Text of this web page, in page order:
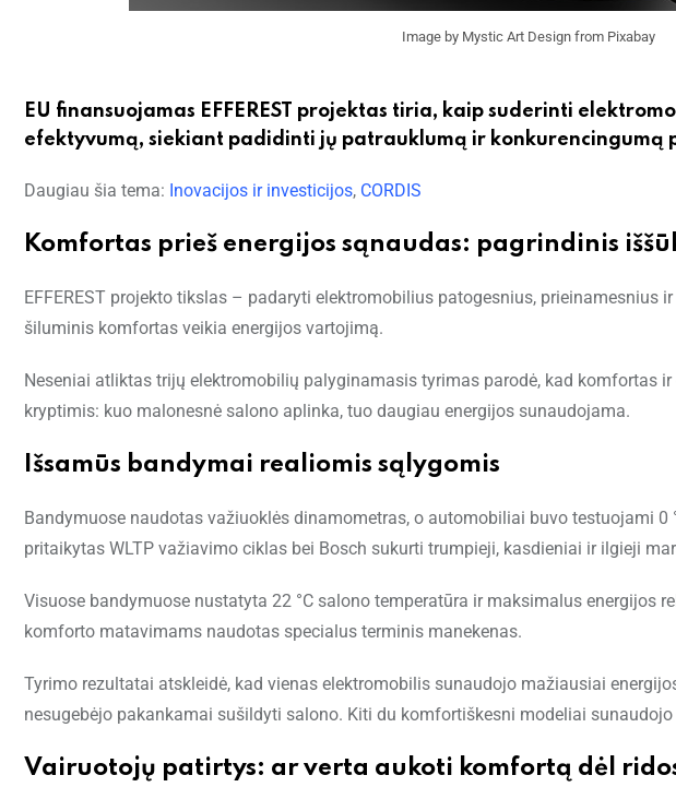
Image by Mystic Art Design from Pixabay
EU finansuojamas EFFEREST projektas tiria, kaip suderinti
efektyvumą, siekiant padidinti jų patrauklumą ir konkurencingumą
Daugiau šia tema: Inovacijos ir investicijos, CORDIS
Komfortas prieš energijos sąnaudas: pagrindinis
EFFEREST projekto tikslas – padaryti elektromobilius patogesnius, prieinamesnius
šiluminis komfortas veikia energijos vartojimą.
Neseniai atliktas trijų elektromobilių palyginamasis tyrimas parodė, kad komfortas
kryptimis: kuo malonesnė salono aplinka, tuo daugiau energijos sunaudojama.
Išsamūs bandymai realiomis sąlygomis
Bandymuose naudotas važiuoklės dinamometras, o automobiliai buvo testuojami 0
pritaikytas WLTP važiavimo ciklas bei Bosch sukurti trumpieji, kasdieniai ir ilgieji
Visuose bandymuose nustatyta 22 °C salono temperatūra ir maksimalus energijos
komforto matavimams naudotas specialus terminis manekenas.
Tyrimo rezultatai atskleidė, kad vienas elektromobilis sunaudojo mažiausiai
nesugebėjo pakankamai sušildyti salono. Kiti du komfortiškesni modeliai
Vairuotojų patirtys: ar verta aukoti komfortą dėl